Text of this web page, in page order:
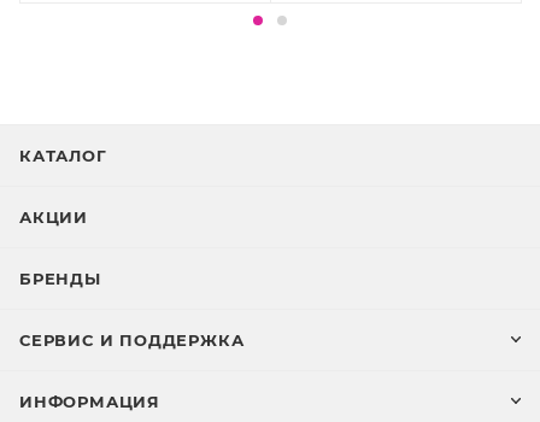
ISOMERATE, SODIUM SALICYLATE, GLYCERYL
КАТАЛОГ
АКЦИИ
БРЕНДЫ
СЕРВИС И ПОДДЕРЖКА
ИНФОРМАЦИЯ